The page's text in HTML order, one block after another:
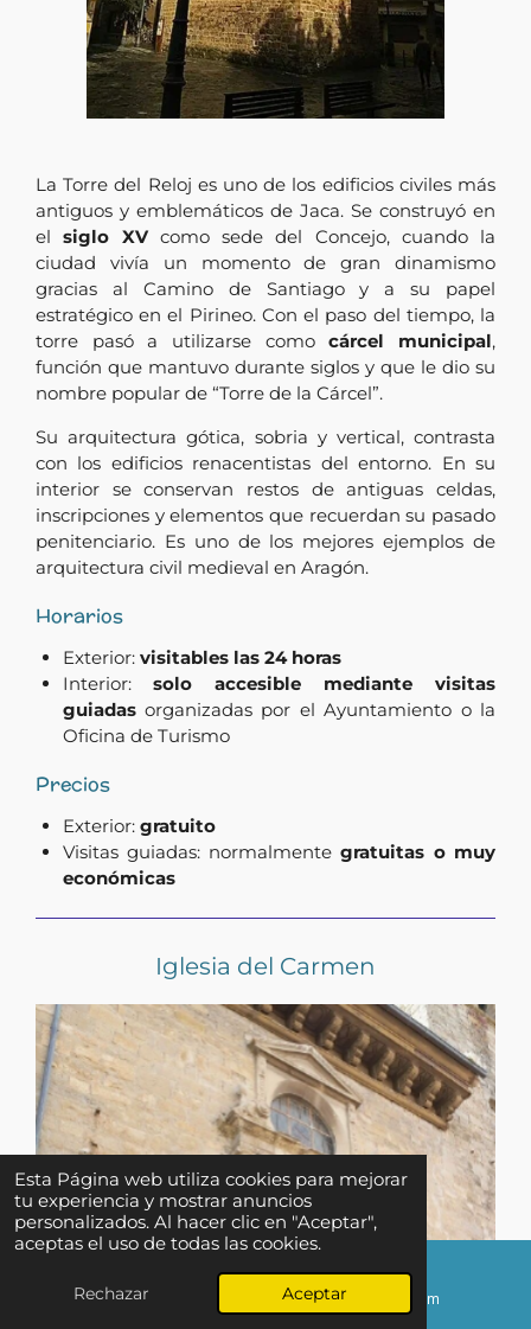
Esta Página web utiliza cookies para mejorar
tu experiencia y mostrar anuncios
personalizados. Al hacer clic en "Aceptar",
aceptas el uso de todas las cookies.
Rechazar Aceptar
La Torre del Reloj es uno de los edificios civiles más
antiguos y emblemáticos de Jaca. Se construyó en
elsiglo XVcomo sede del Concejo, cuando la
ciudad vivía un momento de gran dinamismo
gracias al Camino de Santiago y a su papel
estratégico en el Pirineo. Con el paso del tiempo, la
torre pasó a utilizarse comocárcel municipal,
función que mantuvo durante siglos y que le dio su
nombre popular de “Torre de la Cárcel”.
Su arquitectura gótica, sobria y vertical, contrasta
con los edificios renacentistas del entorno. En su
interior se conservan restos de antiguas celdas,
inscripciones y elementos que recuerdan su pasado
penitenciario. Es uno de los mejores ejemplos de
arquitectura civil medieval en Aragón.
Horarios
Exterior: visitables las 24 horas
Interior:solo accesible mediante visitas
guiadasorganizadas por el Ayuntamiento o la
Oficina de Turismo
Precios
Exterior: gratuito
Visitas guiadas: normalmentegratuitas o muy
económicas
Iglesia del Carmen
Correo electrónico Instagram